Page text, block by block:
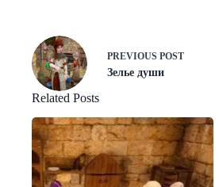
PREVIOUS POST
Зелье души
Related Posts